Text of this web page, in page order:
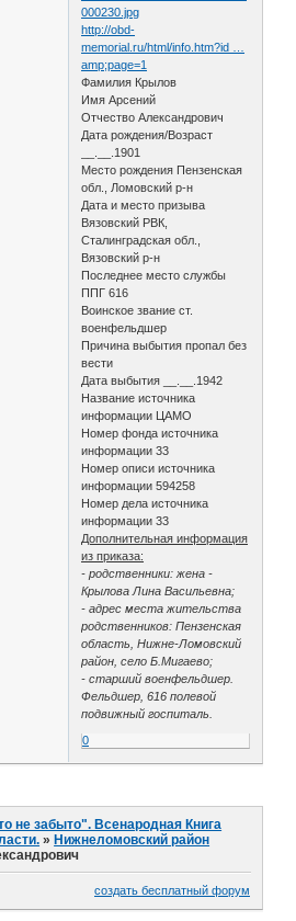
000230.jpg
http://obd-
memorial.ru/html/info.htm?id …
amp;page=1
Фамилия Крылов
Имя Арсений
Отчество Александрович
Дата рождения/Возраст
__.__.1901
Место рождения Пензенская
обл., Ломовский р-н
Дата и место призыва
Вязовский РВК,
Сталинградская обл.,
Вязовский р-н
Последнее место службы
ППГ 616
Воинское звание ст.
военфельдшер
Причина выбытия пропал без
вести
Дата выбытия __.__.1942
Название источника
информации ЦАМО
Номер фонда источника
информации 33
Номер описи источника
информации 594258
Номер дела источника
информации 33
Дополнительная информация
из приказа:
- родственники: жена -
Крылова Лина Васильевна;
- адрес места жительства
родственников: Пензенская
область, Нижне-Ломовский
район, село Б.Мигаево;
- старший военфельдшер.
Фельдшер, 616 полевой
подвижный госпиталь.
0
не забыто". Всенародная Книга
» Нижнеломовский район
создать бесплатный форум